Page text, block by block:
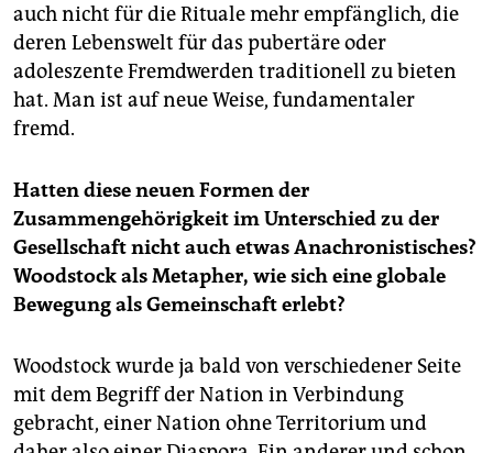
auch nicht für die Rituale mehr empfänglich, die
deren Lebenswelt für das pubertäre oder
adoleszente Fremdwerden traditionell zu bieten
hat. Man ist auf neue Weise, fundamentaler
fremd.
Hatten diese neuen Formen der
Zusammengehörigkeit im Unterschied zu der
Gesellschaft nicht auch etwas Anachronistisches?
Woodstock als Metapher, wie sich eine globale
Bewegung als Gemeinschaft erlebt?
Woodstock wurde ja bald von verschiedener Seite
mit dem Begriff der Nation in Verbindung
gebracht, einer Nation ohne Territorium und